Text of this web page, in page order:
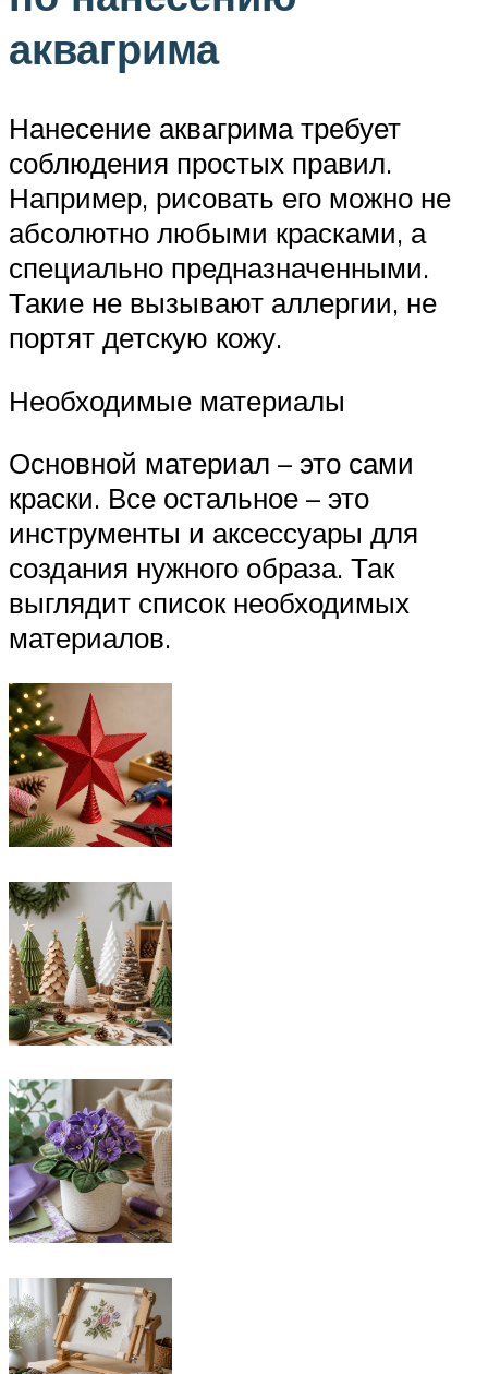
аквагрима
Нанесение аквагрима требует
соблюдения простых правил.
Например, рисовать его можно не
абсолютно любыми красками, а
специально предназначенными.
Такие не вызывают аллергии, не
портят детскую кожу.
Необходимые материалы
Основной материал – это сами
краски. Все остальное – это
инструменты и аксессуары для
создания нужного образа. Так
выглядит список необходимых
материалов.